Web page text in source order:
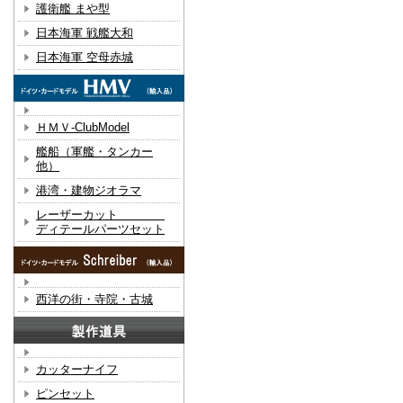
護衛艦 まや型
日本海軍 戦艦大和
日本海軍 空母赤城
ＨＭＶ-ClubModel
艦船（軍艦・タンカー
他）
港湾・建物ジオラマ
レーザーカット
ディテールパーツセット
西洋の街・寺院・古城
カッターナイフ
ピンセット